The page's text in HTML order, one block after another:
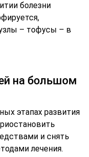
болезни
– тофусы – в
на большом
этапах развития
и снять
лечения.